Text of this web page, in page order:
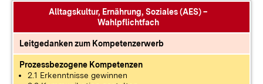
Alltagskultur, Ernährung, Soziales (AES) –
Wahlpflichtfach
Leitgedanken zum Kompetenzerwerb
Prozessbezogene Kompetenzen
2.1 Erkenntnisse gewinnen